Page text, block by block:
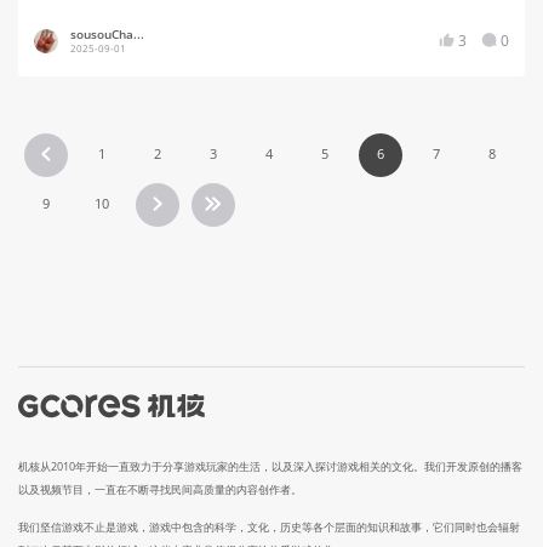
sousouCha...
2025-09-01 3 0
1 2 3 4 5 6 7 8
9 10
机核从2010年开始一直致力于分享游戏玩家的生活，以及深入探讨游戏相关的文化。我们开发原创的播客
以及视频节目，一直在不断寻找民间高质量的内容创作者。
我们坚信游戏不止是游戏，游戏中包含的科学，文化，历史等各个层面的知识和故事，它们同时也会辐射